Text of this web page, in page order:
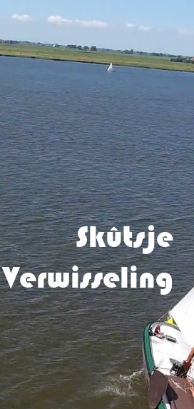
Skûtsje
Verwisseling